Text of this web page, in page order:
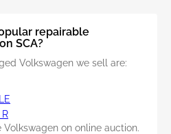
repairable
SCA?
Volkswagen we sell are:
on online auction.